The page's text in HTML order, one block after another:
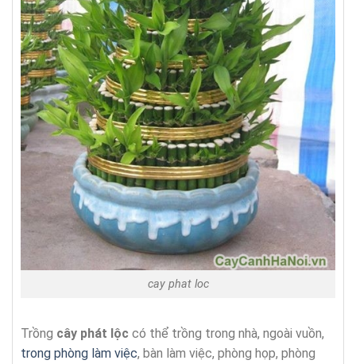
cay phat loc
Trồng cây phát lộc có thể trồng trong nhà, ngoài vuồn,
trong phòng làm việc, bàn làm việc, phòng họp, phòng